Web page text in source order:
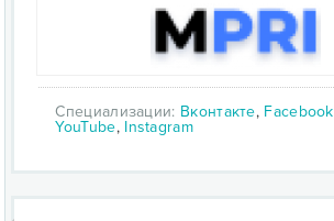
Специализации: Вконтакте, Facebook
YouTube, Instagram